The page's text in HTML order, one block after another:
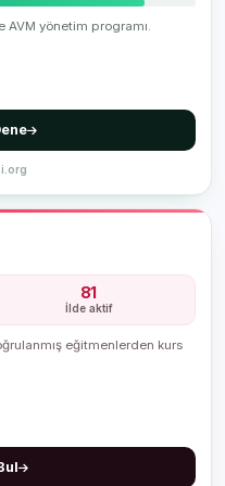
AVM yönetim programı.
81
İlde aktif
eğitmenlerden kurs